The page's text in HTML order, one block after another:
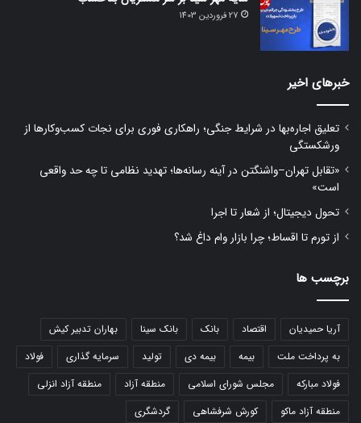
27 فروردین 1403
خبرهای اخیر
تعلیق اجاره‌بها در شرایط جنگی؛ راهکاری فوری برای نجات کسب‌وکارها از
ورشکستگی
«تقابل تهران–واشنگتن در آینه رسانه‌ها؛ تهدید نظامی تا چه حد واقعی
است»
تحول دیجیتال؛ از شعار تا اجرا
از تورم تا اقساط؛ چرا بازار وام داغ شد؟
برچسب ها
آریا حمیدیان اقتصاد بانک بانک سینا
بهاران تدبیر کیش
به پرداخت ملت
بیمه بیمه دی تولید سرمایه گذاری
فولاد
فولاد مبارکه
مجلس شورای اسلامی منطقه آزاد
منطقه آزاد انزلی
منطقه آزاد ماکو
کورش شرفشاهی گردشگری